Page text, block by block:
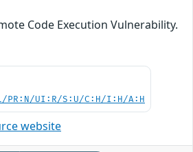
Code Execution Vulnerability.
PR:N/UI:R/S:U/C:H/I:H/A:H
website